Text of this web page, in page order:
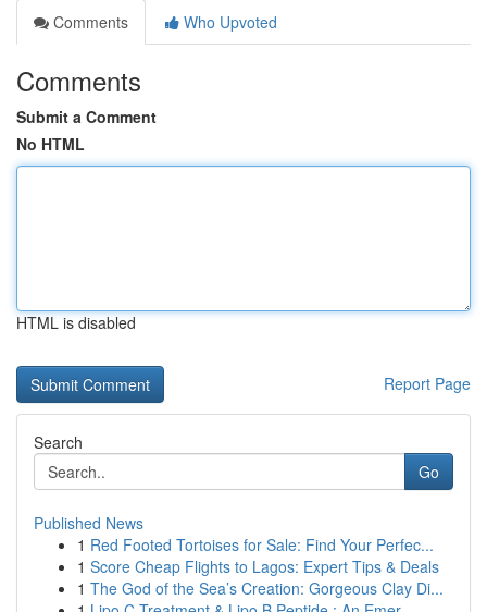
Comments
Who Upvoted
Comments
Submit a Comment
No HTML
HTML is disabled
Report Page
Search
Go
Published News
1 Red Footed Tortoises for Sale: Find Your Perfec...
1 Score Cheap Flights to Lagos: Expert Tips & Deals
1 The God of the Sea’s Creation: Gorgeous Clay Di...